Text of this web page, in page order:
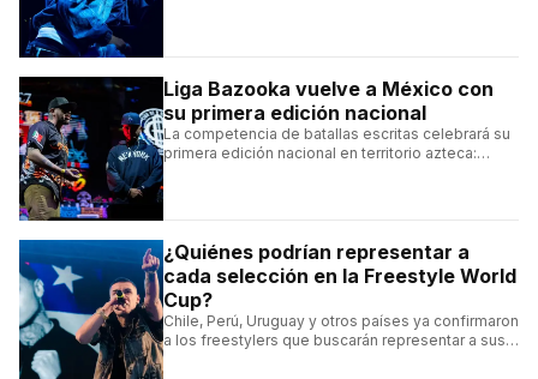
Liga Bazooka vuelve a México con
su primera edición nacional
La competencia de batallas escritas celebrará su
primera edición nacional en territorio azteca:
¿Quiénes podrían representar a
cada selección en la Freestyle World
Cup?
Chile, Perú, Uruguay y otros países ya confirmaron
a los freestylers que buscarán representar a sus